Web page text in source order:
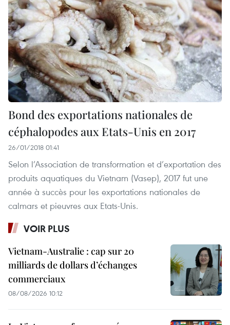
Bond des exportations nationales de
céphalopodes aux Etats-Unis en 2017
26/01/2018 01:41
Selon l’Association de transformation et d’exportation des
produits aquatiques du Vietnam (Vasep), 2017 fut une
année à succès pour les exportations nationales de
calmars et pieuvres aux Etats-Unis.
VOIR PLUS
Vietnam-Australie : cap sur 20
milliards de dollars d’échanges
commerciaux
08/08/2026 10:12